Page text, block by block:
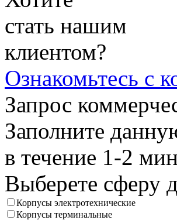
стать нашим
клиентом?
Ознакомьтесь с
Запрос
Заполните
в течение 1-2
Выберете сферу
Корпусы электротехнические
Корпусы терминальные